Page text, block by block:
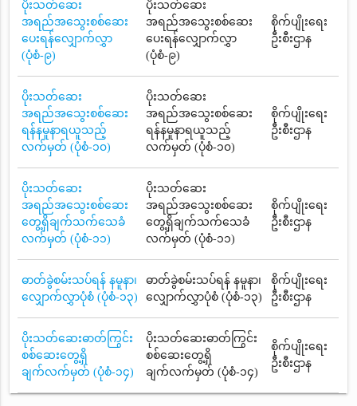
ပိုးသတ်ဆေး
အရည်အသွေးစစ်ဆေး
ပေးရန်လျှောက်လွှာ
(ပုံစံ-၉)
ပိုးသတ်ဆေး
အရည်အသွေးစစ်ဆေး
ပေးရန်လျှောက်လွှာ
(ပုံစံ-၉)
စိုက်ပျိုးရေး
ဦးစီးဌာန
ပိုးသတ်ဆေး
အရည်အသွေးစစ်ဆေး
ရန်နမူနာရယူသည့်
လက်မှတ် (ပုံစံ-၁၀)
ပိုးသတ်ဆေး
အရည်အသွေးစစ်ဆေး
ရန်နမူနာရယူသည့်
လက်မှတ် (ပုံစံ-၁၀)
စိုက်ပျိုးရေး
ဦးစီးဌာန
ပိုးသတ်ဆေး
အရည်အသွေးစစ်ဆေး
တွေ့ရှိချက်သက်သေခံ
လက်မှတ် (ပုံစံ-၁၁)
ပိုးသတ်ဆေး
အရည်အသွေးစစ်ဆေး
တွေ့ရှိချက်သက်သေခံ
လက်မှတ် (ပုံစံ-၁၁)
စိုက်ပျိုးရေး
ဦးစီးဌာန
ဓာတ်ခွဲစမ်းသပ်ရန် နမူနာ၊
လျှောက်လွှာပုံစံ (ပုံစံ-၁၃)
ဓာတ်ခွဲစမ်းသပ်ရန် နမူနာ၊
လျှောက်လွှာပုံစံ (ပုံစံ-၁၃)
စိုက်ပျိုးရေး
ဦးစီးဌာန
ပိုးသတ်ဆေးဓာတ်ကြွင်း
စစ်ဆေးတွေ့ရှိ
ချက်လက်မှတ် (ပုံစံ-၁၄)
ပိုးသတ်ဆေးဓာတ်ကြွင်း
စစ်ဆေးတွေ့ရှိ
ချက်လက်မှတ် (ပုံစံ-၁၄)
စိုက်ပျိုးရေး
ဦးစီးဌာန